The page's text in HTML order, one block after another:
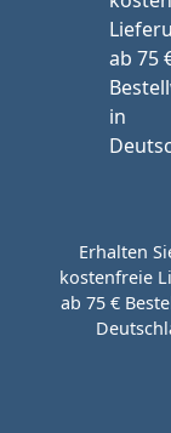
Erhalten
kostenfreie
ab 75 €